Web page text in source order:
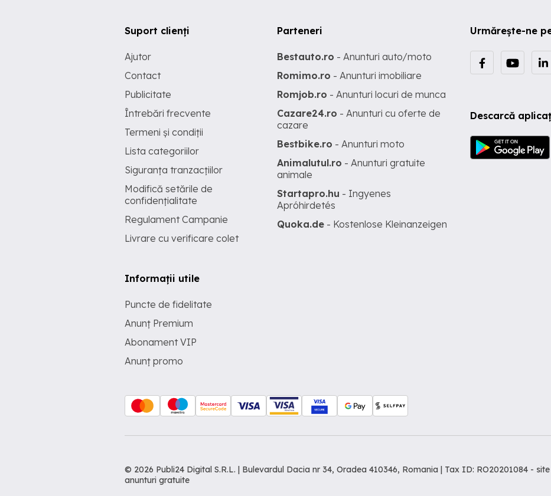
Urmărește-ne
Descarcă
Suport clienți
Ajutor
Contact
Publicitate
Întrebări frecvente
Termeni și condiții
Lista categoriilor
Siguranța tranzacțiilor
Modifică setările de
confidențialitate
Regulament Campanie
Livrare cu verificare colet
Informații utile
Puncte de fidelitate
Anunț Premium
Abonament VIP
Anunț promo
Parteneri
Bestauto.ro - Anunturi auto/moto
Romimo.ro - Anunturi imobiliare
Romjob.ro - Anunturi locuri de munca
Cazare24.ro - Anunturi cu oferte de
cazare
Bestbike.ro - Anunturi moto
Animalutul.ro - Anunturi gratuite
animale
Startapro.hu - Ingyenes
Apróhirdetés
Quoka.de - Kostenlose Kleinanzeigen
© 2026 Publi24 Digital S.R.L. | Bulevardul Dacia nr 34, Oradea 410346, Romania | Tax ID: RO20201084 -
anunturi gratuite